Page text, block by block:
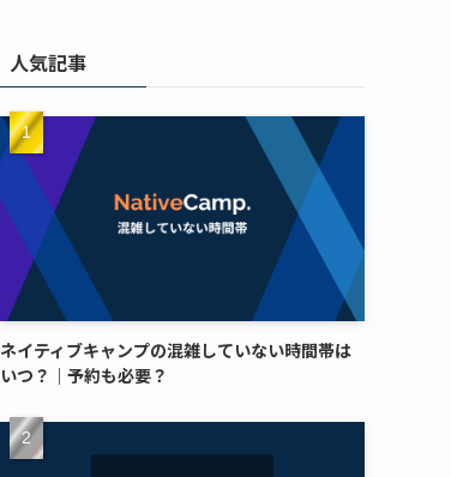
人気記事
ネイティブキャンプの混雑していない時間帯は
いつ？｜予約も必要？